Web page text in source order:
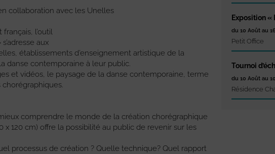
collaboration avec les Unelles
l’outil
aux
établissements d’enseignement artistique de la
danse contemporaine à leur public.
et vidéos, le paysage de la danse contemporaine, terme
comprendre le monde de la création chorégraphique
120 cm) offre la possibilité au public de revenir sur les
processus de création ? Quelle technique? Quel rapport
Exposition «
du 10 Août au
Petit Office
Tournoi
du 10 Août au
Résidence